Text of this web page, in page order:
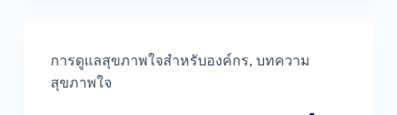
การดูแลสุขภาพใจสำหรับองค์กร, บทความ
สุขภาพใจ